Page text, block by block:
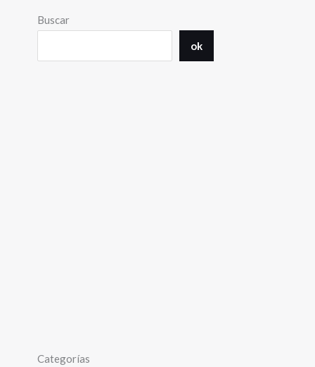
Buscar
ok
Categorías